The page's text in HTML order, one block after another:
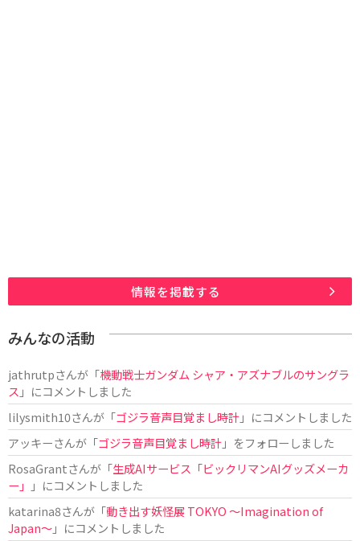
情報を掲載する
みんなの活動
jathrutpさんが「機動戦士ガンダム シャア・アズナブルのサングラ
ス 」にコメントしました
lilysmith10さんが「ゴジラ音声目覚まし時計」にコメントしました
アッキーさんが「ゴジラ音声目覚まし時計」をフォローしました
RosaGrantさんが「生成AIサービス「ビックリマンAIグッズメーカ
ー」
」にコメントしました
katarina8さんが「動き出す妖怪展 TOKYO 〜Imagination of
Japan〜」にコメントしました